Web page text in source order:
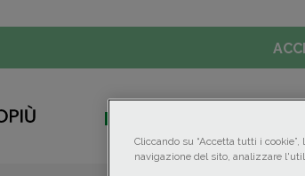
Cliccando su “Accetta tutti i
navigazione del sito, analizzare